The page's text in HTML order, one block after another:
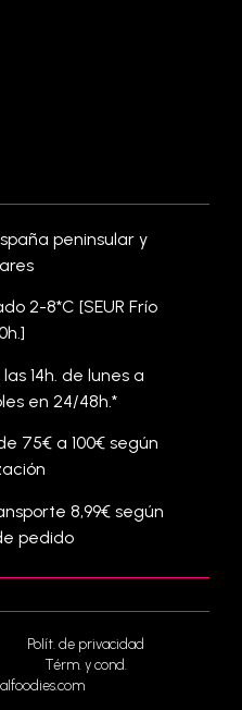
peninsular y
2-8*C [SEUR Frío
14h. de lunes a
en 24/48h.*
75€ a 100€ según
8,99€ según
pedido
Polít. de privacidad
Térm. y cond.